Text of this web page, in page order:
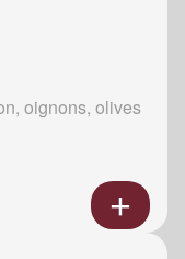
oignons, olives